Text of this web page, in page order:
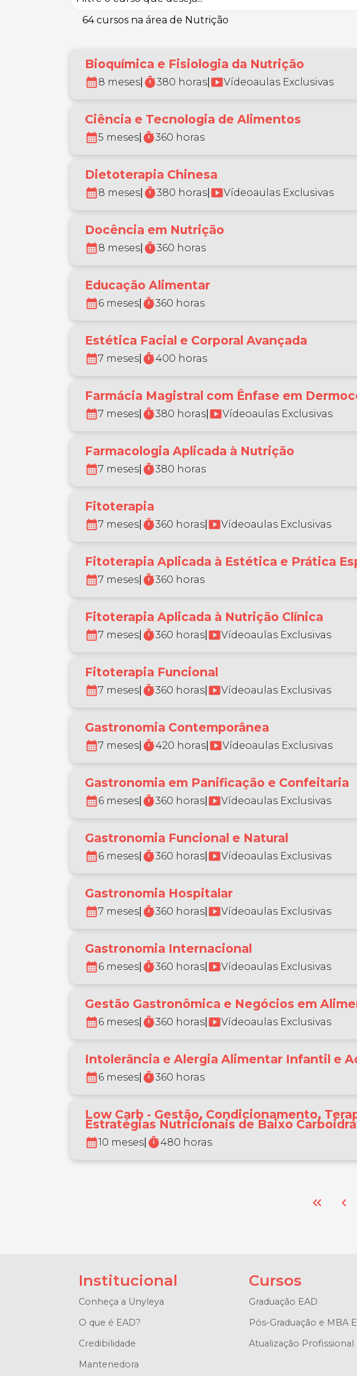
64 cursos na área de Nutrição
Bioquímica e Fisiologia da Nutrição
calendar_month8 meses timer380 horas smart_displayVídeoaulas Exclusivas
Ciência e Tecnologia de Alimentos
calendar_month5 meses timer360 horas
Dietoterapia Chinesa
calendar_month8 meses timer380 horas smart_displayVídeoaulas Exclusivas
Docência em Nutrição
calendar_month8 meses timer360 horas
Educação Alimentar
calendar_month6 meses timer360 horas
Estética Facial e Corporal Avançada
calendar_month7 meses timer400 horas
Farmácia Magistral com Ênfase em
calendar_month7 meses timer380 horas smart_displayVídeoaulas Exclusivas
Farmacologia Aplicada à Nutrição
calendar_month7 meses timer380 horas
Fitoterapia
calendar_month7 meses timer360 horas smart_displayVídeoaulas Exclusivas
Fitoterapia Aplicada à Estética e Prática
calendar_month7 meses timer360 horas
Fitoterapia Aplicada à Nutrição Clínica
calendar_month7 meses timer360 horas smart_displayVídeoaulas Exclusivas
Fitoterapia Funcional
calendar_month7 meses timer360 horas smart_displayVídeoaulas Exclusivas
Gastronomia Contemporânea
calendar_month7 meses timer420 horas smart_displayVídeoaulas Exclusivas
Gastronomia em Panificação e Confeitaria
calendar_month6 meses timer360 horas smart_displayVídeoaulas Exclusivas
Gastronomia Funcional e Natural
calendar_month6 meses timer360 horas smart_displayVídeoaulas Exclusivas
Gastronomia Hospitalar
calendar_month7 meses timer360 horas smart_displayVídeoaulas Exclusivas
Gastronomia Internacional
calendar_month6 meses timer360 horas smart_displayVídeoaulas Exclusivas
Gestão Gastronômica e Negócios em
calendar_month6 meses timer360 horas smart_displayVídeoaulas Exclusivas
Intolerância e Alergia Alimentar Infantil e
calendar_month6 meses timer360 horas
Low Carb - Gestão, Condicionamento,
Estratégias Nutricionais de Baixo
calendar_month10 meses timer480 horas
keyboard_double_arrow_left chevron_left
Institucional
Conheça a Unyleya
O que é EAD?
Credibilidade
Mantenedora
Cursos
Graduação EAD
Pós-Graduação e MBA
Atualização Profissional